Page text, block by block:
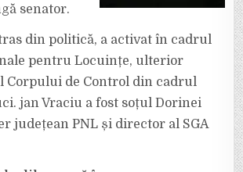
senator.
din politică, a activat în cadrul
pentru Locuințe, ulterior
Corpului de Control din cadrul
jan Vraciu a fost soțul Dorinei
județean PNL și director al SGA